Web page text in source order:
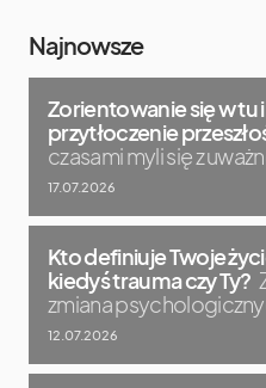
Najnowsze
Zorientowanie się w tu
przytłoczenie
czasami myli się z
17.07.2026
Kto definiuje Twoje
kiedyś trauma czy Ty?
zmiana
12.07.2026